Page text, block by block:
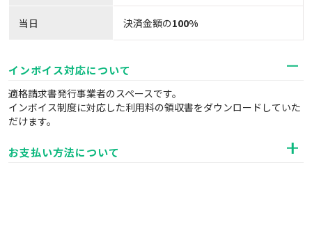
当日 決済金額の100%
インボイス対応について
適格請求書発行事業者のスペースです。
インボイス制度に対応した利用料の領収書をダウンロードしていた
だけます。
お支払い方法について